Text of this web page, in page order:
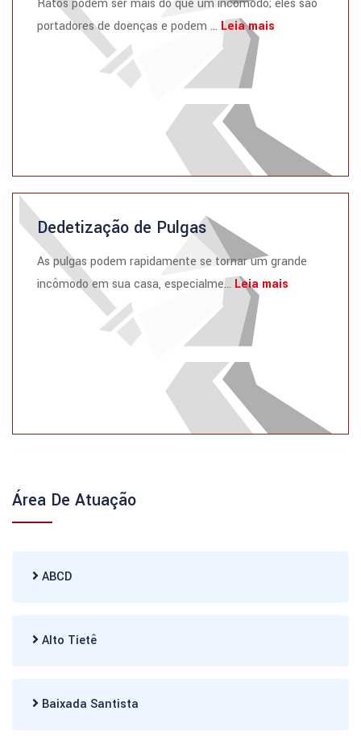
Ratos podem ser mais do que um incômodo; eles são
portadores de doenças e podem ... Leia mais
Dedetização de Pulgas
As pulgas podem rapidamente se tornar um grande
incômodo em sua casa, especialme... Leia mais
Área De Atuação
ABCD
Alto Tietê
Baixada Santista